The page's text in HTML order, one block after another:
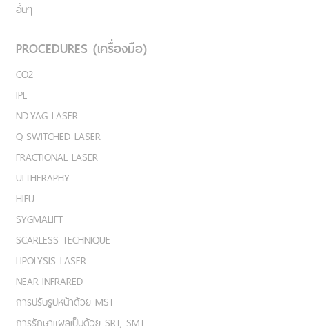
อื่นๆ
PROCEDURES (เครื่องมือ)
CO2
IPL
ND:YAG LASER
Q-SWITCHED LASER
FRACTIONAL LASER
ULTHERAPHY
HIFU
SYGMALIFT
SCARLESS TECHNIQUE
LIPOLYSIS LASER
NEAR-INFRARED
การปรับรูปหน้าด้วย MST
การรักษาแผลเป็นด้วย SRT, SMT